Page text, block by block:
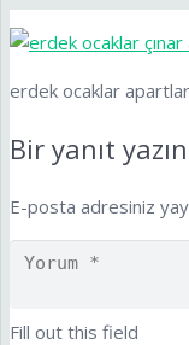
erdek ocaklar apartlar
Bir yanıt yazın
E-posta adresiniz
Fill out this field